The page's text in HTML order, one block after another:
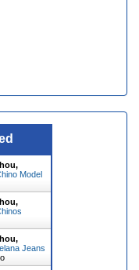
Model
Jeans